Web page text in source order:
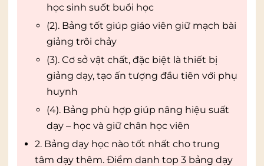
học sinh suốt buổi học
(2). Bảng tốt giúp giáo viên giữ mạch bài
giảng trôi chảy
(3). Cơ sở vật chất, đặc biệt là thiết bị
giảng dạy, tạo ấn tượng đầu tiên với phụ
huynh
(4). Bảng phù hợp giúp nâng hiệu suất
dạy – học và giữ chân học viên
2. Bảng dạy học nào tốt nhất cho trung
tâm dạy thêm. Điểm danh top 3 bảng dạy